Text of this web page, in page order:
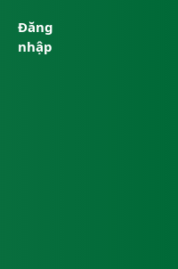
Đăng
nhập